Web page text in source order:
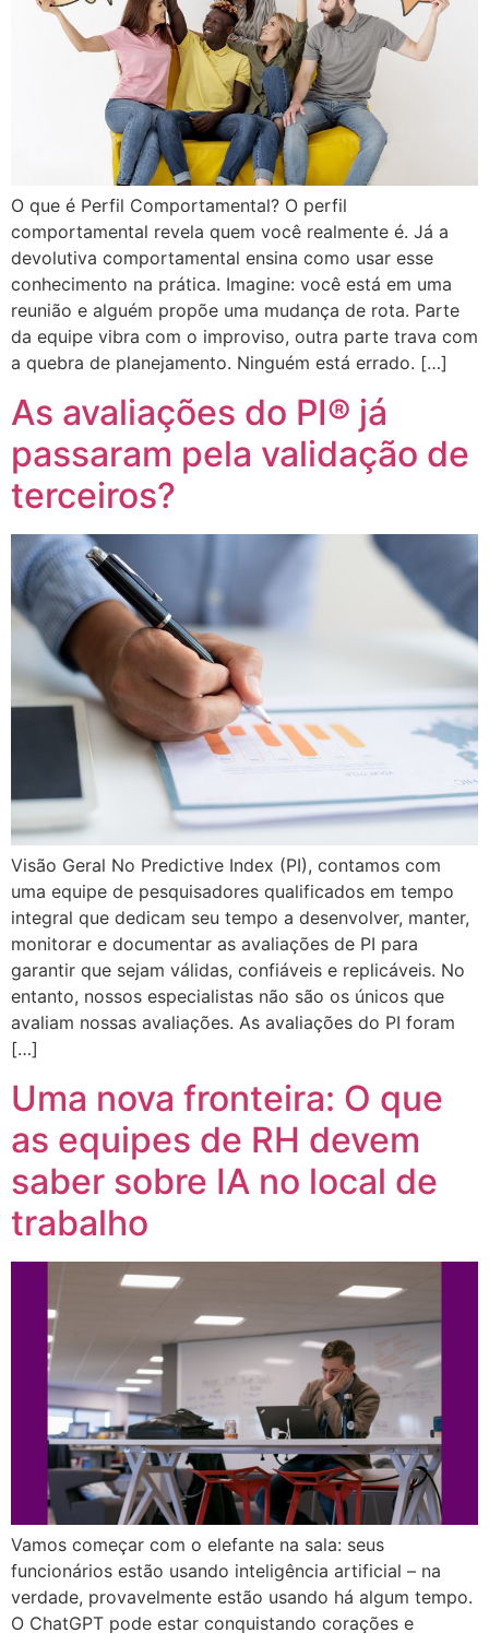
O que é Perfil Comportamental? O perfil
comportamental revela quem você realmente é. Já a
devolutiva comportamental ensina como usar esse
conhecimento na prática. Imagine: você está em uma
reunião e alguém propõe uma mudança de rota. Parte
da equipe vibra com o improviso, outra parte trava com
a quebra de planejamento. Ninguém está errado. […]
As avaliações do PI® já
passaram pela validação de
terceiros?
Visão Geral No Predictive Index (PI), contamos com
uma equipe de pesquisadores qualificados em tempo
integral que dedicam seu tempo a desenvolver, manter,
monitorar e documentar as avaliações de PI para
garantir que sejam válidas, confiáveis ​​e replicáveis. No
entanto, nossos especialistas não são os únicos que
avaliam nossas avaliações. As avaliações do PI foram
[…]
Uma nova fronteira: O que
as equipes de RH devem
saber sobre IA no local de
trabalho
Vamos começar com o elefante na sala: seus
funcionários estão usando inteligência artificial – na
verdade, provavelmente estão usando há algum tempo.
O ChatGPT pode estar conquistando corações e